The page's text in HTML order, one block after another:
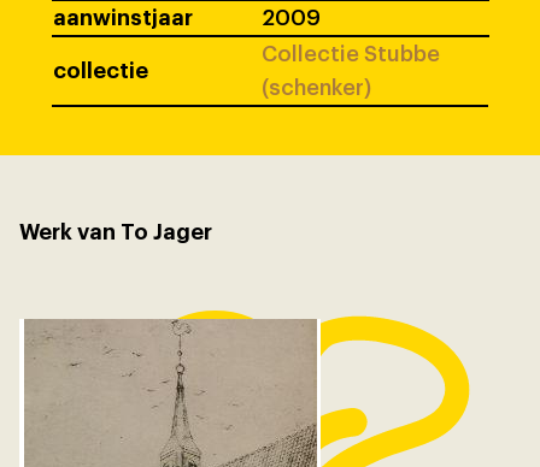
aanwinstjaar
2009
collectie
Collectie Stubbe
(schenker)
Werk van To Jager